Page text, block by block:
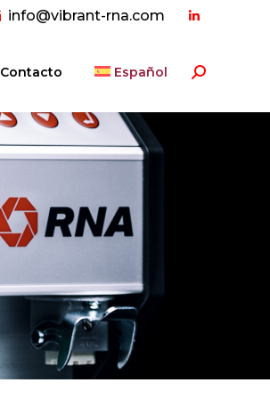
info@vibrant-rna.com
Linkedin
opens
Contacto Español Buscar: